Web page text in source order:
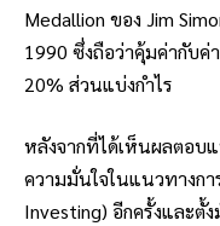
Medallion ของ Jim
1990 ซึ่งถือว่าคุ้มค่ากับ
20% ส่วนแบ่งกำไร
หลังจากที่ได้เห็นผลตอบ
ความมั่นใจในแนวทางก
Investing) อีกครั้งและ